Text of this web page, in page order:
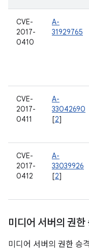
CVE-
2017-
0410
A-
31929765
CVE-
2017-
0411
A-
33042690
[2]
CVE-
2017-
0412
A-
33039926
[2]
미디어 서버의 권한
미디어 서버의 권한 승